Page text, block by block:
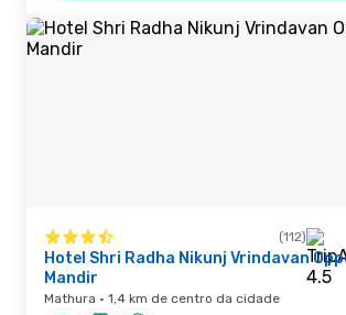
(112)
Hotel Shri Radha Nikunj Vrindavan
Mandir
Mathura · 1,4 km de centro da cidade